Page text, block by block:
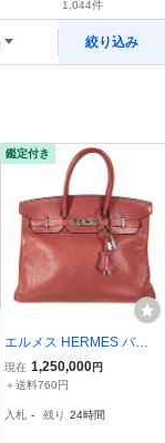
1,044件
絞り込み
鑑定付き
エルメス HERMES バー
キン 35 □H刻印 ルージュ
ヴィフ ゴールド金具 エプ
ース 101887215
現在 1,250,000円
＋送料760円
入札 - 残り 24時間